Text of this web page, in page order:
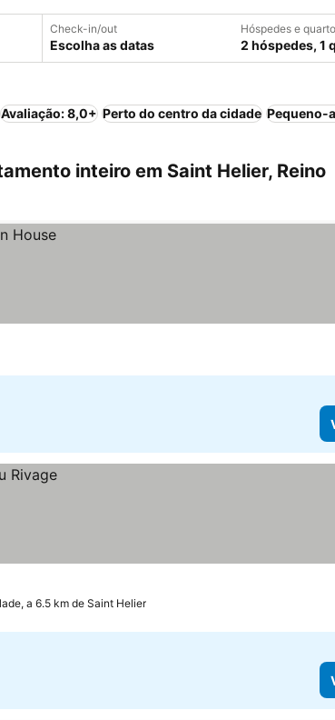
Check-in/out
Escolha as datas
Hóspedes e
2 hóspedes, 1
Avaliação: 8,0+ Perto do centro da cidade Pequeno-
inteiro em Saint Helier, Reino
a 6.5 km de Saint Helier